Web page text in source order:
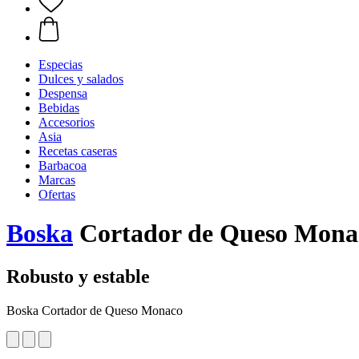
Especias
Dulces y salados
Despensa
Bebidas
Accesorios
Asia
Recetas caseras
Barbacoa
Marcas
Ofertas
Boska Cortador de Queso
Robusto y estable
Boska Cortador de Queso Monaco